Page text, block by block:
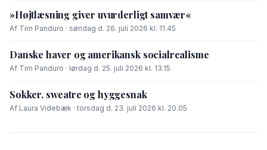
»Højtlæsning giver uvurderligt samvær«
Af Tim Panduro · søndag d. 26. juli 2026 kl. 11.45
Danske haver og amerikansk socialrealisme
Af Tim Panduro · lørdag d. 25. juli 2026 kl. 13.15
Sokker, sweatre og hyggesnak
Af Laura Videbæk · torsdag d. 23. juli 2026 kl. 20.05